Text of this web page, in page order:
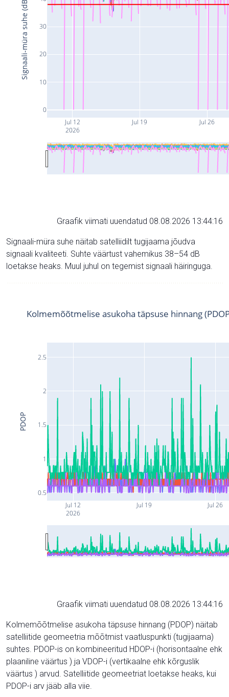
Jul 12
2026
Jul 19 Jul 26
0
10
20
30
Signaali-müra suhe (dB)
Graafik viimati uuendatud 08.08.2026 13:44:16
Signaali-müra suhe näitab satelliidilt tugijaama jõudva
signaali kvaliteeti. Suhte väärtust vahemikus 38–54 dB
loetakse heaks. Muul juhul on tegemist signaali häiringuga.
Jul 12
2026
Jul 19 Jul 26
0.5
1
1.5
2
2.5
Kolmemõõtmelise asukoha täpsuse hinnang
PDOP
Graafik viimati uuendatud 08.08.2026 13:44:16
Kolmemõõtmelise asukoha täpsuse hinnang (PDOP) näitab
satelliitide geomeetria mõõtmist vaatluspunkti (tugijaama)
suhtes. PDOP-is on kombineeritud HDOP-i (horisontaalne ehk
plaaniline väärtus ) ja VDOP-i (vertikaalne ehk kõrguslik
väärtus ) arvud. Satelliitide geomeetriat loetakse heaks, kui
PDOP-i arv jääb alla viie.